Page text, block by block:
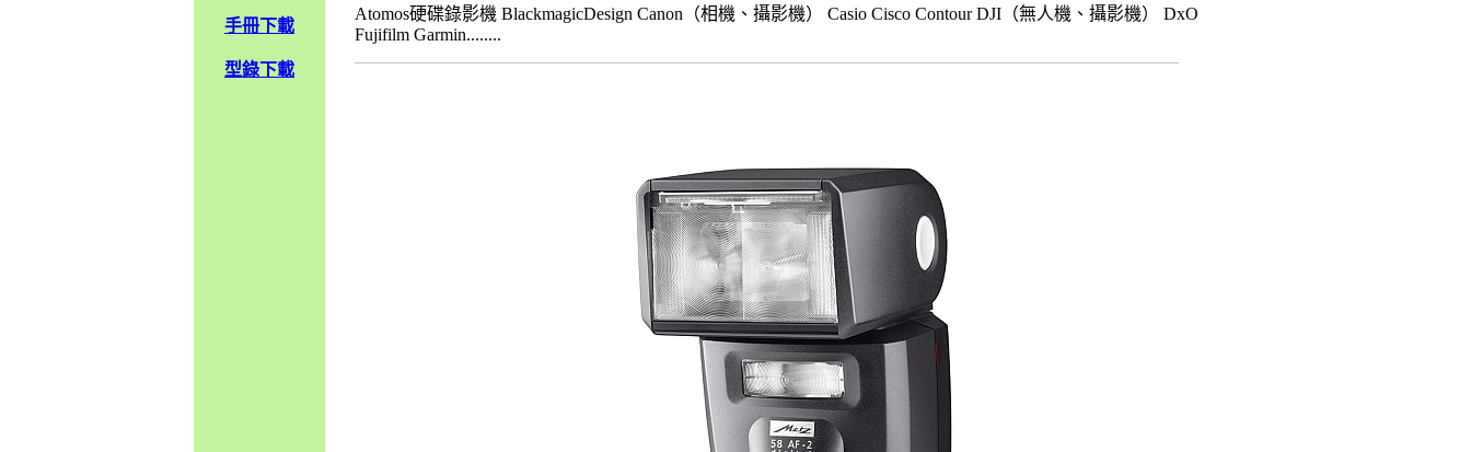
手冊下載
型錄下載
Atomos硬碟錄影機 BlackmagicDesign Canon（相機、攝影機） Casio Cisco Contour DJI（無人機、攝影機） DxO
Fujifilm Garmin........